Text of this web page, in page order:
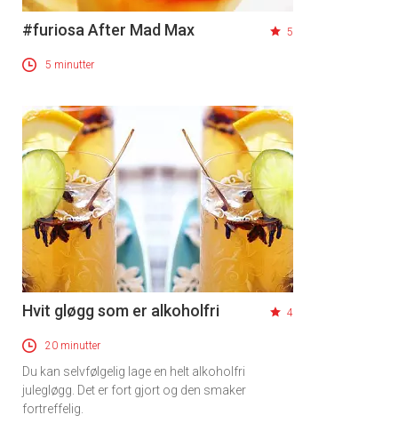
Få ukentlige nyhetsbrev fra
Apéritif
Vi tilbyr flere ukentlige nyhetsbrev. Du
tilsendt.
#furiosa After Mad Max 5
5 minutter
Hvit gløgg som er alkoholfri 4
20 minutter
Du kan selvfølgelig lage en helt alkoholfri
julegløgg. Det er fort gjort og den smaker
fortreffelig.